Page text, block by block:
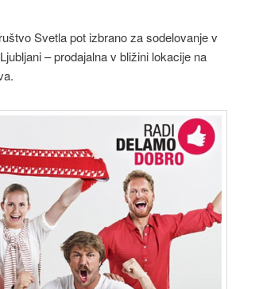
Svetla pot izbrano za sodelovanje v
– prodajalna v bližini lokacije na